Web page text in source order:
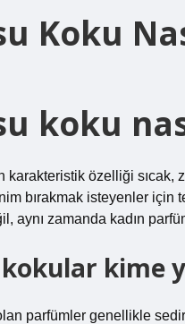
Koku
koku
karakteristik özelliği sıcak,
bırakmak isteyenler için
aynı zamanda kadın
kime
parfümler genellikle